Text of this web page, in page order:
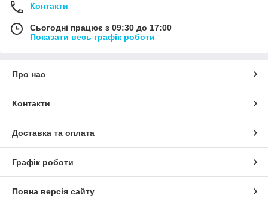
Контакти
Сьогодні працює з 09:30 до 17:00
Показати весь графік роботи
Про нас
Контакти
Доставка та оплата
Графік роботи
Повна версія сайту